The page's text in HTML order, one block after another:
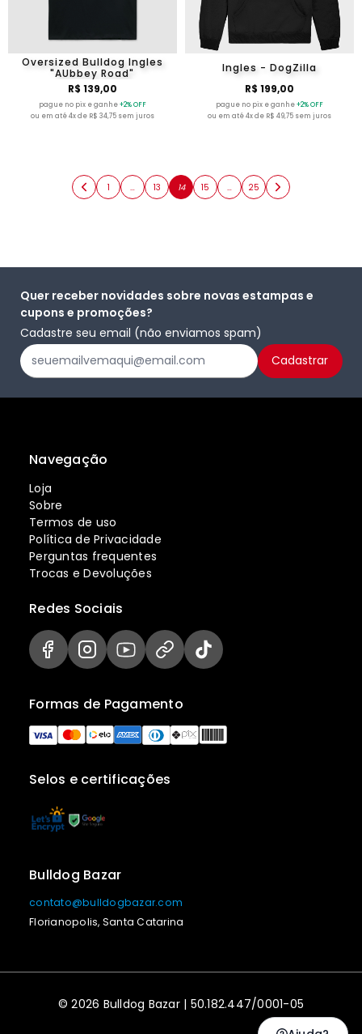
Oversized Bulldog Ingles
"AUbbey Road"
R$ 139,00
pague no pix e ganhe+2% OFF
ou em até 4x de R$ 34,75 sem juros
Ingles - DogZilla
R$ 199,00
pague no pix e ganhe+2% OFF
ou em até 4x de R$ 49,75 sem juros
1 … 13 14 15 … 25
Quer receber novidades sobre novas estampas e
cupons e promoções?
Cadastre seu email (não enviamos spam)
Navegação
Loja
Sobre
Termos de uso
Política de Privacidade
Perguntas frequentes
Trocas e Devoluções
Selos e certificações
Formas de Pagamento
Redes Sociais
Bulldog Bazar
contato@bulldogbazar.com
Florianopolis, Santa Catarina
© 2026 Bulldog Bazar | 50.182.447/0001-05